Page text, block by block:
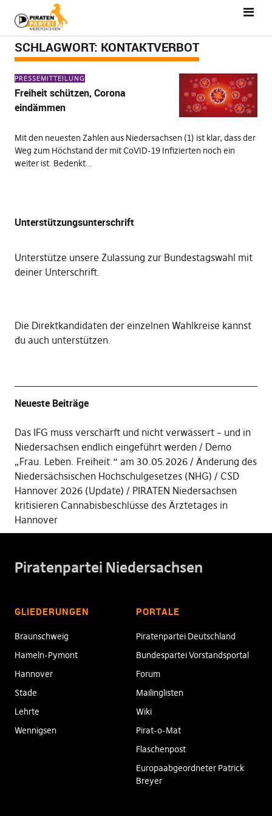
SCHLAGWORT: KONTAKTVERBOT
PRESSEMITTEILUNG
Freiheit schützen, Corona
eindämmen
Mit den neuesten Zahlen aus Niedersachsen (1) ist klar, dass der
Weg zum Höchstand der mit CoVID-19 Infizierten noch ein
weiter ist. Bedenkt…
Unterstützungsunterschrift
Unterstütze unsere Zulassung zur Bundestagswahl mit
deiner Unterschrift.
Die Direktkandidaten der einzelnen Wahlkreise kannst
du auch unterstützen.
Neueste Beiträge
Das IFG muss verschärft und nicht verwässert – und in
Niedersachsen endlich eingeführt werden
Demo
„Frau. Leben. Freiheit.“ am 30.05.2026
Änderung des
Niedersächsischen Hochschulgesetzes (NHG)
CSD
Hannover 2026 (Update)
PIRATEN Niedersachsen
kritisieren Cannabisbeschlüsse des Ärztetages in
Hannover
Piratenpartei Niedersachsen
GLIEDERUNGEN
Braunschweig
Hameln-Pymont
Hannover
Stade
Lehrte
Wennigsen
PORTALE
Piratenpartei Deutschland
Bundespartei Vorstandsportal
Forum
Mailinglisten
Wiki
Pirat-o-Mat
Flaschenpost
Europaabgeordneter Patrick
Breyer